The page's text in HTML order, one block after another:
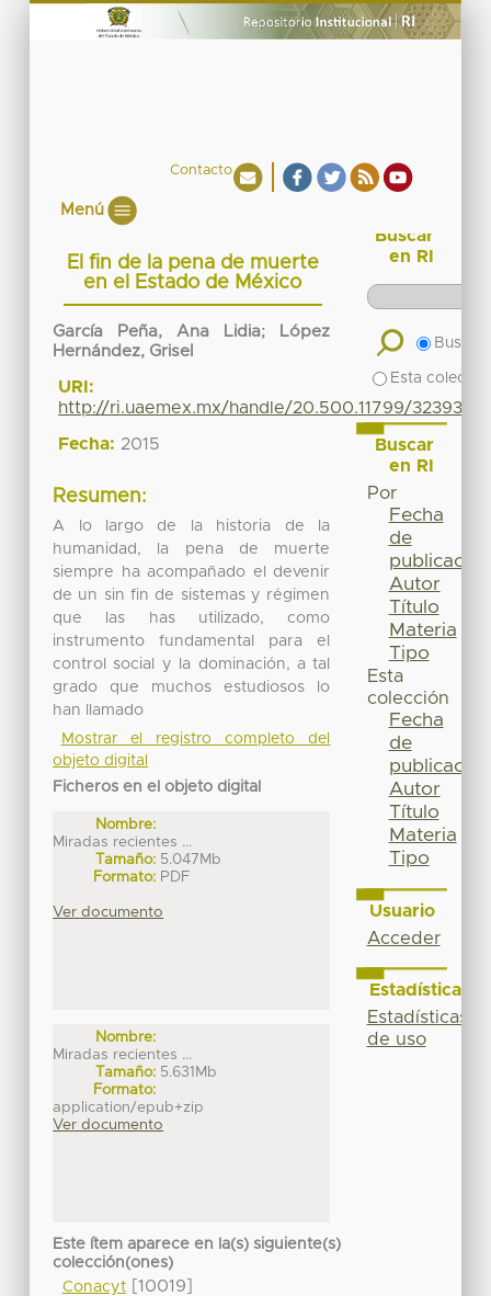
Contacto
Menú
El fin de la pena de muerte
en el Estado de México
García Peña, Ana Lidia;
López
Hernández, Grisel
URI:
http://ri.uaemex.mx/handle/20.500.11799/32393
Fecha: 2015
Resumen:
A lo largo de la historia de la
humanidad, la pena de muerte
siempre ha acompañado el devenir
de un sin fin de sistemas y régimen
que las has utilizado, como
instrumento fundamental para el
control social y la dominación, a tal
grado que muchos estudiosos lo
han llamado
Mostrar el registro completo del
objeto digital
Ficheros en el objeto digital
Nombre:
Miradas recientes ...
Tamaño: 5.047Mb
Formato: PDF
Ver documento
Nombre:
Miradas recientes ...
Tamaño: 5.631Mb
Formato:
application/epub+zip
Ver documento
Este ítem aparece en la(s) siguiente(s)
colección(ones)
Conacyt[10019]
Buscar
en RI
Buscar
Esta
Buscar
en RI
Por
Fecha
de
publicación
Autor
Título
Materia
Tipo
Esta
colección
Fecha
de
publicación
Autor
Título
Materia
Tipo
Usuario
Acceder
Estadísticas
Estadísticas
de uso